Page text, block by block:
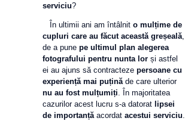
serviciu?
În ultimii ani am întâlnit o mulțime de
cupluri care au făcut această greșeală,
de a pune pe ultimul plan alegerea
fotografului pentru nunta lor și astfel
ei au ajuns să contracteze persoane cu
experiență mai puținăde care ulterior
nu au fost mulțumiți. În majoritatea
cazurilor acest lucru s-a datorat lipsei
de importanțăacordat acestui serviciu.